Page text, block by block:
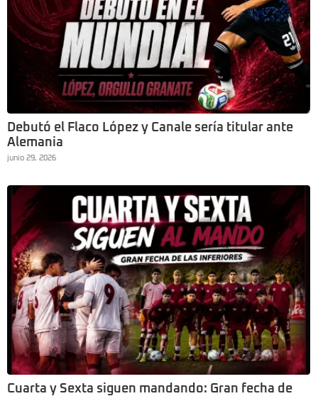
Debutó el Flaco López y Canale sería titular ante
Alemania
junio 29, 2026
Cuarta y Sexta siguen mandando: Gran fecha de